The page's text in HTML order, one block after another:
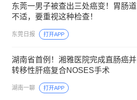
东莞一男子被查出三处癌变！胃肠道
不适，要重视这种检查！
东莞日报 打开APP
湖南省首例！湘雅医院完成直肠癌并
转移性肝癌复合NOSES手术
湖南一聊 打开APP